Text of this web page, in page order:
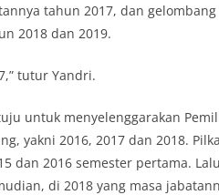
tahun 2017, dan
2018 dan 2019.
tutur Yandri.
untuk menyelenggarakan
yakni 2016, 2017 dan 2018.
dan 2016 semester pertama.
di 2018 yang masa